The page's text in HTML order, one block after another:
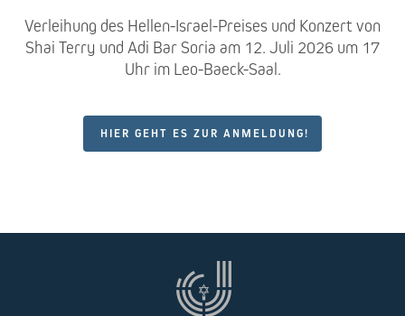
Verleihung des Hellen-Israel-Preises und Konzert von
Shai Terry und Adi Bar Soria am 12. Juli 2026 um 17
Uhr im Leo-Baeck-Saal.
HIER GEHT ES ZUR ANMELDUNG!